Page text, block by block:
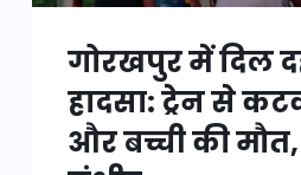
गोरखपुर में दिल
हादसा: ट्रेन से
और बच्ची की